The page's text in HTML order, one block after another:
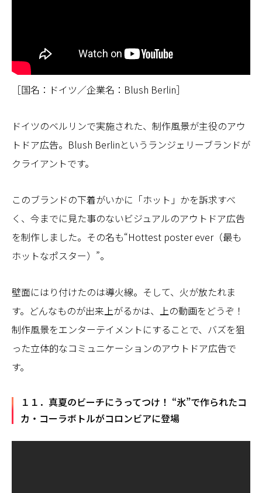
［国名：ドイツ／企業名：Blush Berlin］
ドイツのベルリンで実施された、制作風景が主役のアウ
トドア広告。Blush Berlinというランジェリーブランドが
クライアントです。
このブランドの下着がいかに「ホット」かを訴求すべ
く、今までに見た事のないビジュアルのアウトドア広告
を制作しました。その名も“Hottest poster ever（最も
ホットなポスター）”。
壁面にはり付けたのは導火線。そして、火が放たれま
す。どんなものが出来上がるかは、上の動画をどうぞ！
制作風景をエンターテイメントにすることで、バズを狙
った立体的なコミュニケーションのアウトドア広告で
す。
１１．真夏のビーチにうってつけ！ “氷”で作られたコ
カ・コーラボトルがコロンビアに登場